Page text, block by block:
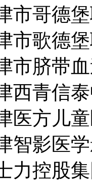
市哥德
市歌德
市脐带
西青信
医方儿
智影医
力控股